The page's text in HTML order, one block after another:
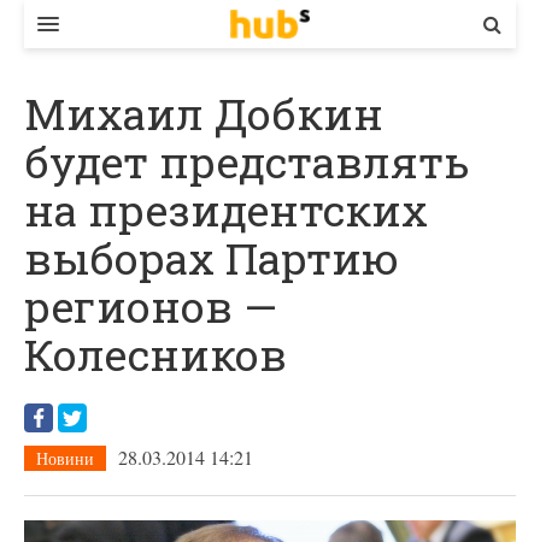
ЕКОНОМІКА
БІЗНЕС
СТАРТЕР
КОНТАКТИ
Михаил Добкин
будет представлять
на президентских
выборах Партию
регионов —
Колесников
Новини 28.03.2014 14:21